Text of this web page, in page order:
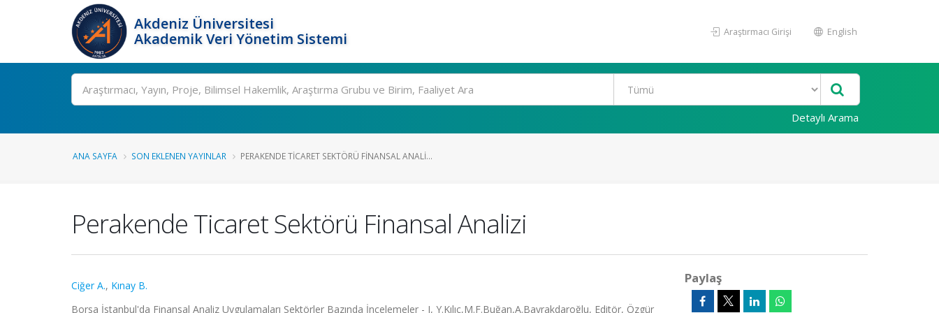
Akdeniz Üniversitesi
Akademik Veri Yönetim Sistemi
Araştırmacı Girişi English
Ara
Detaylı Arama
ANA SAYFA SON EKLENEN YAYINLAR PERAKENDE TICARET SEKTÖRÜ FINANSAL ANALI...
Perakende Ticaret Sektörü Finansal Analizi
Ciğer A., Kınay B.
Borsa İstanbul'da Finansal Analiz Uygulamaları Sektörler Bazında İncelemeler - I, Y.Kılıç,M.F.Buğan,A.Bayrakdaroğlu, Editör, Özgür
Paylaş